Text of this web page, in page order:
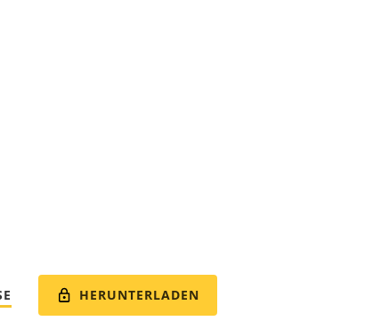
HERUNTERLADEN